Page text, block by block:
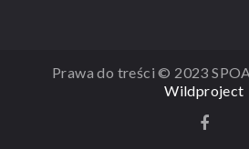
Prawa do treści © 2023
Wildproject